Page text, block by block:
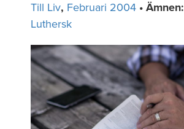
Till Liv, Februari 2004 • Ämnen:
Luthersk